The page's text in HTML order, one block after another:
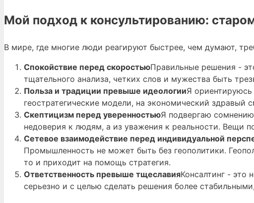
Мой подход к консультированию:
В мире, где многие люди реагируют быстрее, чем думают,
Спокойствие перед скоростьюПравильные решения -
тщательного анализа, четких слов и мужества быть
Польза и традиции превыше идеологииЯ ориентируюсь
геостратегические модели, на экономический
Скептицизм перед уверенностьюЯ подвергаю
недоверия к людям, а из уважения к реальности. Вещи
Сетевое взаимодействие перед индивидуальной
Промышленность не может быть без геополитики.
то и приходит на помощь стратегия.
Ответственность превыше тщеславияКонсалтинг - это
серьезно и с целью сделать решения более